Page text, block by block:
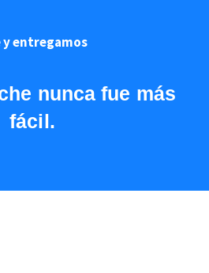
y entregamos
nunca fue más
fácil.